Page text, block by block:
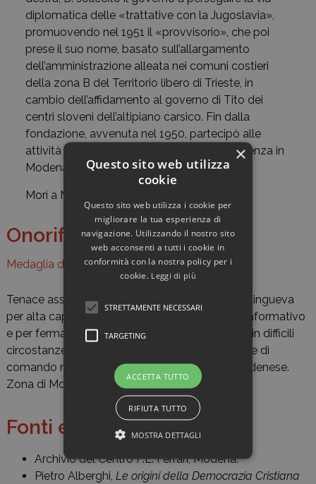
diplomatica delle «trattative con la Jugoslavia»,
promuovendo nel 1951 il «provvisorio», che poi
prese il suo nome, basato sull’allargamento
dell’amministrazione alleata nei comuni costieri
della zona B del Territorio libero di Trieste, in
cambio dell’affidamento al governo di Tito dei
centri sloveni dell’altipiano carsico. Fin dalla
fondazione, avvenuta nel 1950, partecipò alle
attività dell’Istituto per la storia della Resistenza in
Modena e provincia.
Morì a Modena il 15 febbraio 1997.
Onorificenze
Medaglia di bronzo al valore militare
Tenace assertore della lotta per la libertà, si distingueva
per alta capacità nel campo organizzativo ed informativo
e per ferma e coraggiosa decisione dimostrata in difficili
circostanze. Ricopriva cariche di responsabilità e di
comando nel movimento di liberazione del Modenese.
Zona di Modena, settembre 1943-aprile 1945.
Fonti e bibliografia
Archivio del Centro F.L. Ferrari, Modena.
Pietro Alberghi, Le origini della Democrazia Cristiana
×
Questo sito web utilizza
cookie
Questo sito web utilizza i cookie per
migliorare la tua esperienza di
navigazione. Utilizzando il nostro sito
web acconsenti a tutti i cookie in
conformità con la nostra policy per i
cookie. Leggi di più
STRETTAMENTE NECESSARI
TARGETING
ACCETTA TUTTO
RIFIUTA TUTTO
MOSTRA DETTAGLI